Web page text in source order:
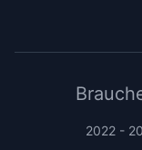
2022 -